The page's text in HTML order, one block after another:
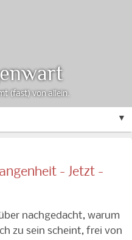
▼
(fast) von allein.
- Jetzt -
nachgedacht, warum
zu sein scheint, frei von